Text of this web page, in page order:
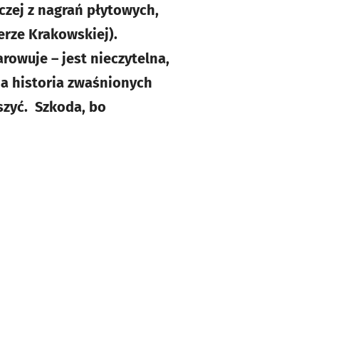
z nagrań płytowych,
Krakowskiej).
– jest nieczytelna,
historia zwaśnionych
Szkoda, bo